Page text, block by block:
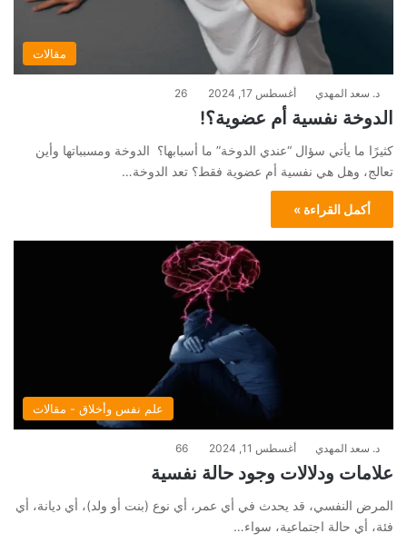
مقالات
د. سعد المهدي أغسطس 17, 2024 26
الدوخة نفسية أم عضوية؟!
كثيرًا ما يأتي سؤال “عندي الدوخة” ما أسبابها؟ الدوخة ومسبباتها وأين
تعالج، وهل هي نفسية أم عضوية فقط؟ تعد الدوخة…
أكمل القراءة »
علم نفس وأخلاق - مقالات
د. سعد المهدي أغسطس 11, 2024 66
علامات ودلالات وجود حالة نفسية
المرض النفسي، قد يحدث في أي عمر، أي نوع (بنت أو ولد)، أي ديانة، أي
فئة، أي حالة اجتماعية، سواء…